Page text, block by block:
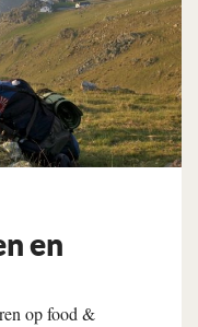
en
op food &